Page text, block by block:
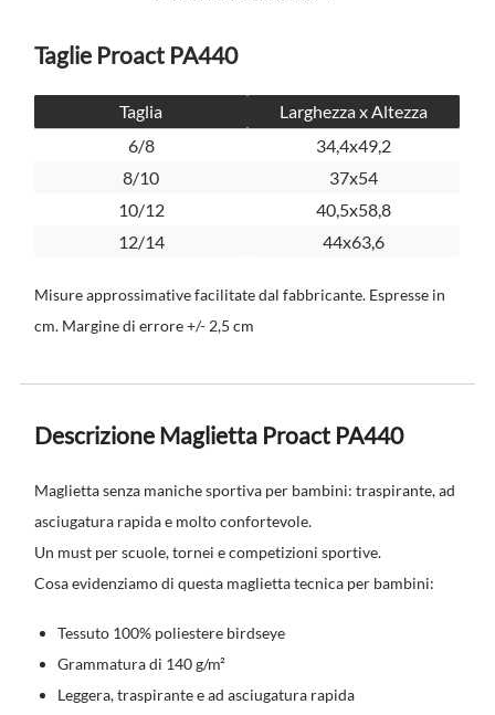
Taglie Proact PA440
Taglia
Larghezza x Altezza
6/8
34,4x49,2
8/10
37x54
10/12
40,5x58,8
12/14
44x63,6
Misure approssimative facilitate dal fabbricante. Espresse in
cm. Margine di errore +/- 2,5 cm
Descrizione Maglietta Proact PA440
Maglietta senza maniche sportiva per bambini: traspirante, ad
asciugatura rapida e molto confortevole.
Un must per scuole, tornei e competizioni sportive.
Cosa evidenziamo di questa maglietta tecnica per bambini:
Tessuto 100% poliestere birdseye
Grammatura di 140 g/m²
Leggera, traspirante e ad asciugatura rapida